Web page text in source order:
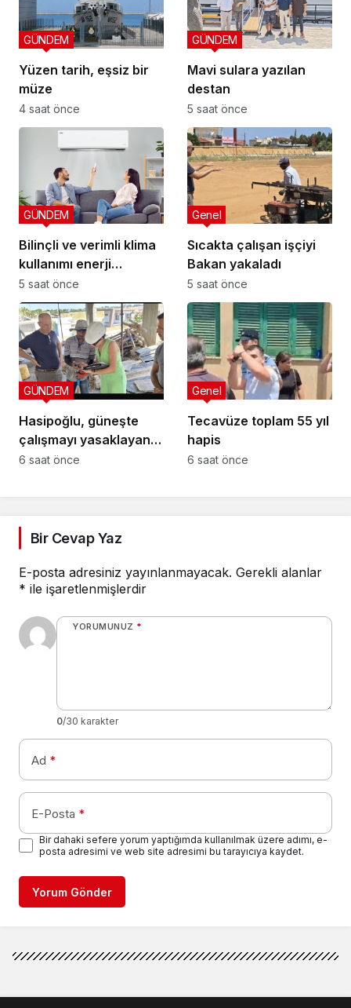
Yüzen tarih, eşsiz bir
müze
GÜNDEM
4 saat önce
Mavi sulara yazılan
destan
GÜNDEM
5 saat önce
Bilinçli ve verimli klima
kullanımı enerji
tüketimini azaltıyor
GÜNDEM
5 saat önce
Sıcakta çalışan işçiyi
Bakan yakaladı
Genel
5 saat önce
Hasipoğlu, güneşte
çalışmayı yasaklayan
kararın uygulanmasını
GÜNDEM
6 saat önce
Tecavüze toplam 55 yıl
hapis
Genel
6 saat önce
Bir Cevap Yaz
E-posta adresiniz yayınlanmayacak. Gerekli alanlar
* ile işaretlenmişlerdir
YORUMUNUZ *
0/30 karakter
Ad *
E-Posta *
Bir dahaki sefere yorum yaptığımda kullanılmak üzere adımı, e-
posta adresimi ve web site adresimi bu tarayıcıya kaydet.
Yorum Gönder